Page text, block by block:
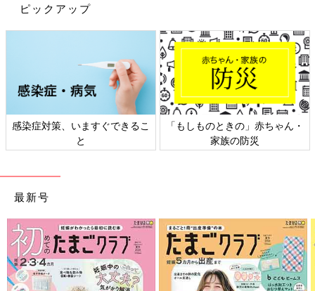
ピックアップ
感染症対策、いますぐできるこ
と
「もしものときの」赤ちゃん・
家族の防災
最新号